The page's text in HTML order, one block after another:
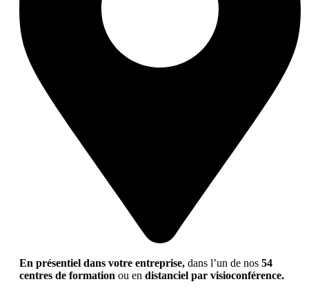
En présentiel dans votre entreprise, dans l’un de nos 54
centres de formation ou en distanciel par visioconférence.